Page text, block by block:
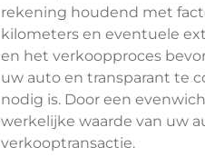
rekening houdend met
kilometers en eventuele
en het verkoopproces
uw auto en transparant te
nodig is. Door een
werkelijke waarde van uw
verkooptransactie.